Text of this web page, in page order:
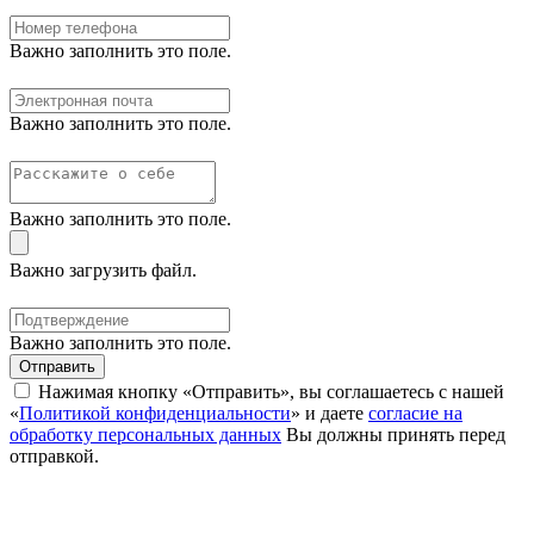
Важно заполнить это поле.
Важно заполнить это поле.
Важно заполнить это поле.
Важно загрузить файл.
Важно заполнить это поле.
Отправить
Нажимая кнопку «Отправить», вы соглашаетесь с нашей
«Политикой конфиденциальности» и даете согласие на
обработку персональных данных Вы должны принять перед
отправкой.